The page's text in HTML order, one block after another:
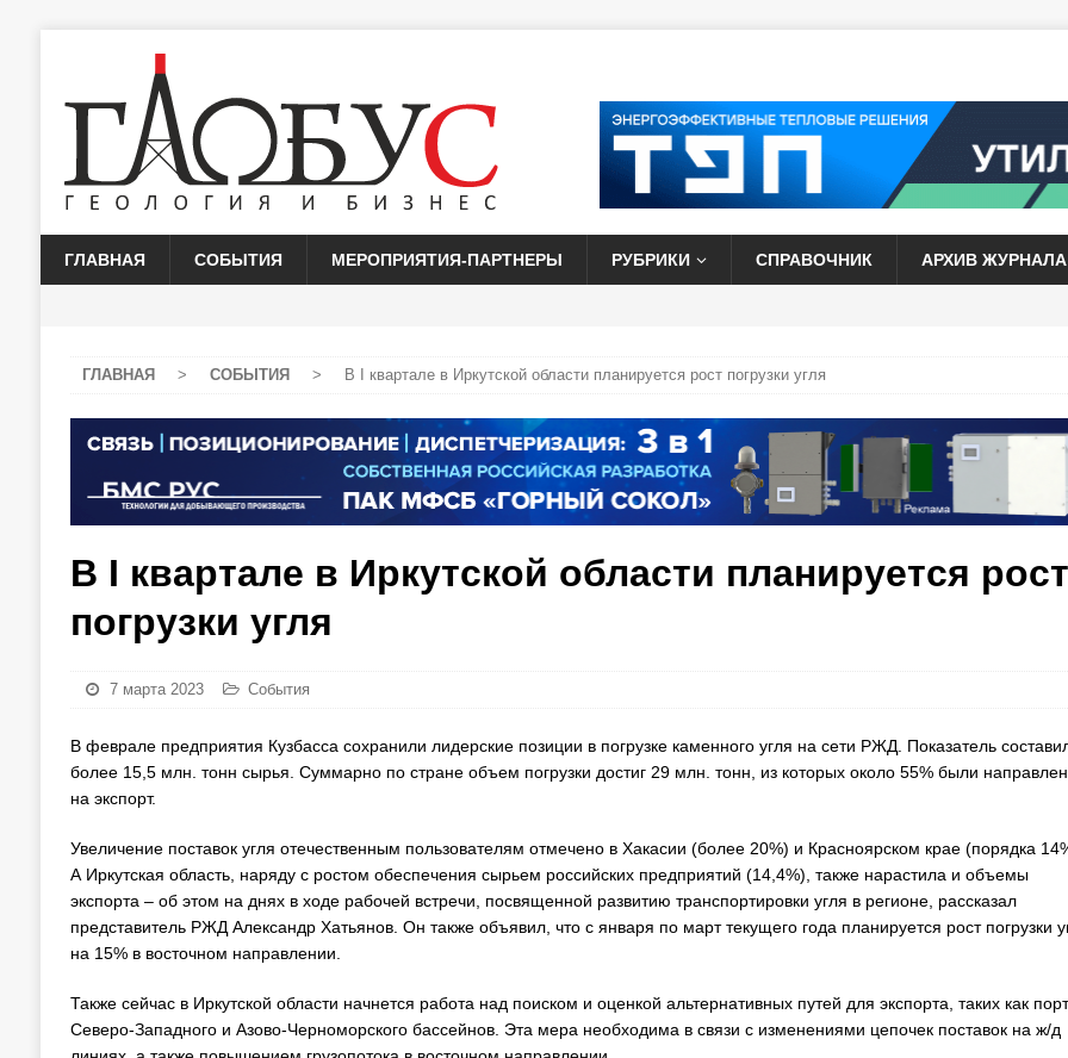
ГЛАВНАЯ СОБЫТИЯ МЕРОПРИЯТИЯ-ПАРТНЕРЫ РУБРИКИ СПРАВОЧНИК АРХИВ ЖУРНАЛА
ГЛАВНАЯ > СОБЫТИЯ > В I квартале в Иркутской области планируется рост погрузки угля
В I квартале в Иркутской области планируется рост
погрузки угля
7 марта 2023 События
В феврале предприятия Кузбасса сохранили лидерские позиции в погрузке каменного угля на сети РЖД. Показатель
более 15,5 млн. тонн сырья. Суммарно по стране объем погрузки достиг 29 млн. тонн, из которых около 55% были
на экспорт.
Увеличение поставок угля отечественным пользователям отмечено в Хакасии (более 20%) и Красноярском крае (порядка
А Иркутская область, наряду с ростом обеспечения сырьем российских предприятий (14,4%), также нарастила и объемы
экспорта – об этом на днях в ходе рабочей встречи, посвященной развитию транспортировки угля в регионе, рассказал
представитель РЖД Александр Хатьянов. Он также объявил, что с января по март текущего года планируется рост погрузки
на 15% в восточном направлении.
Также сейчас в Иркутской области начнется работа над поиском и оценкой альтернативных путей для экспорта, таких как
Северо-Западного и Азово-Черноморского бассейнов. Эта мера необходима в связи с изменениями цепочек поставок на ж/д